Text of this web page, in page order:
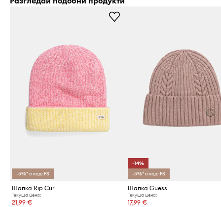
-5%* с код: FS
Шапка Rip Curl
Текуща цена:
21,99 €
-14%
-5%* с код: FS
Шапка Guess
Текуща цена:
17,99 €